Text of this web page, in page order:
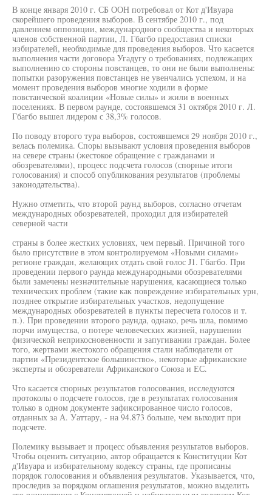
В конце января 2010 г. СБ ООН потребовал от Кот д'Ивуара
скорейшего проведения выборов. В сентябре 2010 г., под
давлением оппозиции, международного сообщества и некоторых
членов собственной партии, Л. Гбагбо предоставил списки
избирателей, необходимые для проведения выборов. Что касается
выполнения части договора Угадугу о требованиях, подлежащих
выполнению со стороны повстанцев, то они не были выполнены:
попытки разоружения повстанцев не увенчались успехом, и на
момент проведения выборов многие ходили в форме
повстанческой коалиции «Новые силы» и жили в военных
поселениях. В первом раунде, состоявшемся 31 октября 2010 г. Л.
Гбагбо вышел лидером с 38,3% голосов.
По поводу второго тура выборов, состоявшемся 29 ноября 2010 г.,
велась полемика. Споры вызывают условия проведения выборов
на севере страны (жестокое обращение с гражданами и
обозревателями), процесс подсчета голосов (спорные итоги
голосования) и способ опубликования результатов (проблемы
законодательства).
Нужно отметить, что второй раунд выборов, согласно отчетам
международных обозревателей, проходил для избирателей
северной части
страны в более жестких условиях, чем первый. Причиной того
было присутствие в этом контролируемом «Новыми силами»
регионе граждан, желающих отдать свой голос J1. Гбагбо. При
проведении первого раунда международными обозревателями
были замечены незначительные нарушения, касающиеся только
технических проблем (такие как повреждение избирательных урн,
позднее открытие избирательных участков, недопущение
международных обозревателей в пункты пересчета голосов и т.
п.). При проведении второго раунда, однако, речь шла, помимо
порчи имущества, о потере человеческих жизней, нарушении
физической неприкосновенности и запугивании граждан. Более
того, жертвами жестокого обращения стали наблюдатели от
партии «Президентское большинство», некоторые африканские
эксперты и обозреватели Африканского Союза и ЕС.
Что касается спорных результатов голосования, исследуются
протоколы о подсчете голосов, где в результатах голосования
только в одном документе зафиксированное число голосов,
отданных за А. Уаттару, - на 94.873 больше, чем выходит при
подсчете.
Полемику вызывает и процесс объявления результатов выборов.
Чтобы оценить ситуацию, автор обращается к Конституции Кот
д'Ивуара и избирательному кодексу страны, где прописаны
порядок голосования и объявления результатов. Указывается, что,
проследив за порядком оглашения результатов, можно выделить